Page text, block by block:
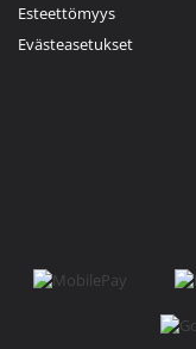
Esteettömyys
Evästeasetukset